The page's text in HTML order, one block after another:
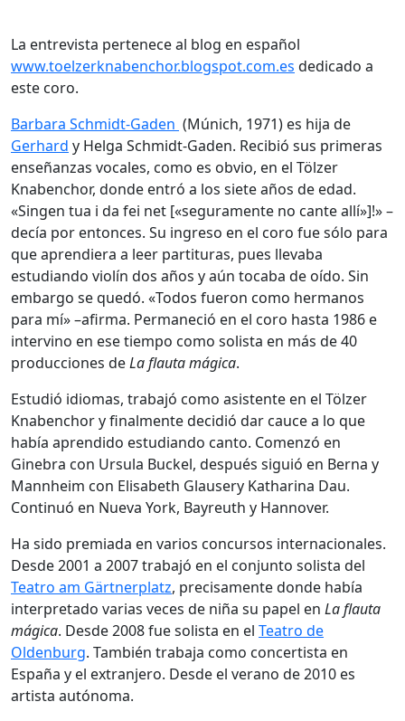
La entrevista pertenece al blog en español
www.toelzerknabenchor.blogspot.com.es dedicado a
este coro.
Barbara Schmidt-Gaden (Múnich, 1971) es hija de
Gerhard y Helga Schmidt-Gaden. Recibió sus primeras
enseñanzas vocales, como es obvio, en el Tölzer
Knabenchor, donde entró a los siete años de edad.
«Singen tua i da fei net [«seguramente no cante allí»]!» –
decía por entonces. Su ingreso en el coro fue sólo para
que aprendiera a leer partituras, pues llevaba
estudiando violín dos años y aún tocaba de oído. Sin
embargo se quedó. «Todos fueron como hermanos
para mí» –afirma. Permaneció en el coro hasta 1986 e
intervino en ese tiempo como solista en más de 40
producciones deLa flauta mágica.
Estudió idiomas, trabajó como asistente en el Tölzer
Knabenchor y finalmente decidió dar cauce a lo que
había aprendido estudiando canto. Comenzó en
Ginebra con Ursula Buckel, después siguió en Berna y
Mannheim con Elisabeth Glausery Katharina Dau.
Continuó en Nueva York, Bayreuth y Hannover.
Ha sido premiada en varios concursos internacionales.
Desde 2001 a 2007 trabajó en el conjunto solista del
Teatro am Gärtnerplatz, precisamente donde había
interpretado varias veces de niña su papel en La flauta
mágica. Desde 2008 fue solista en el Teatro de
Oldenburg. También trabaja como concertista en
España y el extranjero. Desde el verano de 2010 es
artista autónoma.